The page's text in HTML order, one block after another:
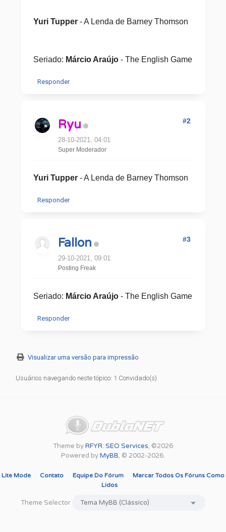
Yuri Tupper- A Lenda de Barney Thomson
Seriado: Márcio Araújo - The English Game
Responder
Ryu
28-10-2021, 04:01
Super Moderador
#2
Yuri Tupper- A Lenda de Barney Thomson
Responder
Fallon
29-10-2021, 09:01
Posting Freak
#3
Seriado: Márcio Araújo - The English Game
Responder
Visualizar uma versão para impressão
Usuários navegando neste tópico: 1 Convidado(s)
Theme byRFYR: SEO Services, ©2026
Powered byMyBB, © 2002-2026.
Lite Mode Contato Equipe Do Fórum
Marcar Todos Os Fóruns Como
Lidos
Theme Selector